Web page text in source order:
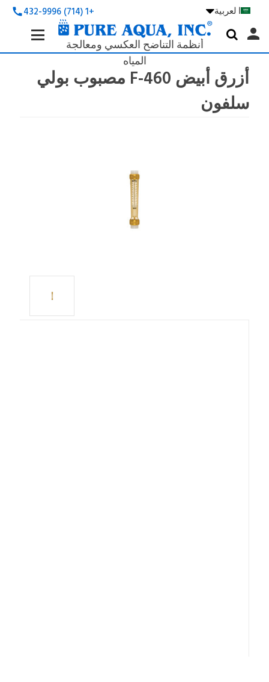
call +1 (714) 432-9996 ا لعربية
أنظمة التناضح العكسي ومعالجة
المياه
Search
Keyword:
 person
أزرق أبيض F-460 مصبوب بولي
سلفون